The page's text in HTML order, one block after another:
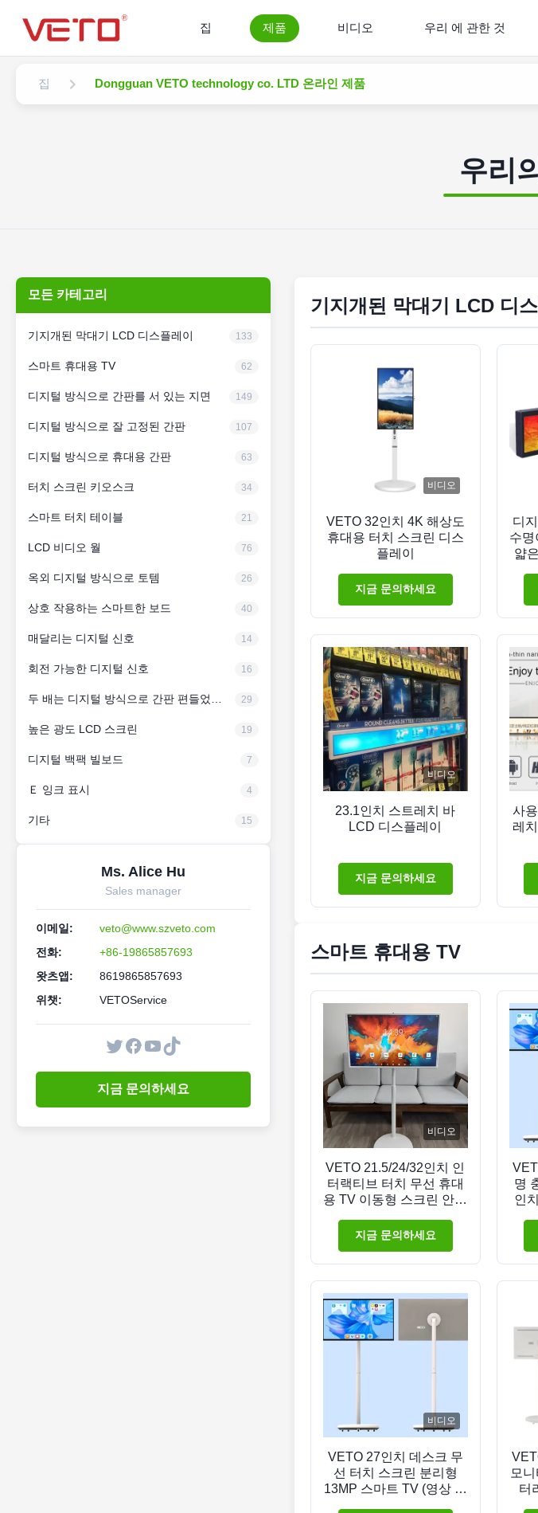
집 제품 비디오 우리 에 관한 것
집 Dongguan VETO technology co. LTD 온라인 제품
우리
모든 카테고리
기지개된 막대기 LCD 디스플레이 133
스마트 휴대용 TV 62
디지털 방식으로 간판를 서 있는 지면 149
디지털 방식으로 잘 고정된 간판 107
디지털 방식으로 휴대용 간판 63
터치 스크린 키오스크 34
스마트 터치 테이블 21
LCD 비디오 월 76
옥외 디지털 방식으로 토템 26
상호 작용하는 스마트한 보드 40
매달리는 디지털 신호 14
회전 가능한 디지털 신호 16
29
높은 광도 LCD 스크린 19
디지털 백팩 빌보드 7
Ｅ 잉크 표시 4
기타 15
Ms. Alice Hu
Sales manager
이메일:
veto@www.szveto.com
전화:
+86-19865857693
왓츠앱:
8619865857693
위챗:
VETOService
지금 문의하세요
기지개된 막대기 LCD 디스
비디오
VETO 32인치 4K 해상도
휴대용 터치 스크린 디스
플레이
지금 문의하세요
디
수명
얇
비디오
23.1인치 스트레치 바
LCD 디스플레이
지금 문의하세요
사
레
스마트 휴대용 TV
비디오
VETO 21.5/24/32인치 인
터랙티브 터치 무선 휴대
용 TV 이동형 스크린 안드
실내 전시장
지금 문의하세요
명
인
비디오
VETO 27인치 데스크 무
선 터치 스크린 분리형
13MP 스마트 TV (영상 학
모
터